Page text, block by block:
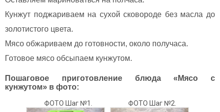
Кунжут поджариваем на сухой сковороде без масла до
золотистого цвета.
Мясо обжариваем до готовности, около получаса.
Готовое мясо обсыпаем кунжутом.
Пошаговое приготовление блюда «Мясо с
кунжутом» в фото:
ФОТО Шаг №1. ФОТО Шаг №2.